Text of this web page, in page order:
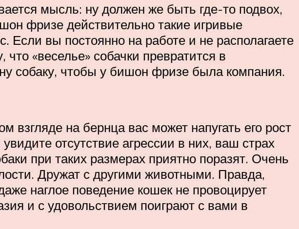
мысль: ну должен же быть где-то подвох,
фризе действительно такие игривые
вы постоянно на работе и не располагаете
«веселье» собачки превратится в
собаку, чтобы у бишон фризе была компания.
на бернца вас может напугать его рост
отсутствие агрессии в них, ваш страх
при таких размерах приятно поразят. Очень
Дружат с другими животными. Правда,
наглое поведение кошек не провоцирует
и с удовольствием поиграют с вами в